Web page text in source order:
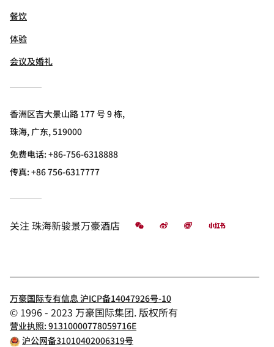
餐饮
体验
会议及婚礼
香洲区吉大景山路 177 号 9 栋,
珠海, 广东, 519000
免费电话:+86-756-6318888
传真:+86 756-6317777
关注珠海新骏景万豪酒店 微信 微博 飞猪 小红书
万豪国际专有信息 沪ICP备14047926号-10
© 1996 - 2023 万豪国际集团. 版权所有
营业执照: 91310000778059716E
沪公网备31010402006319号